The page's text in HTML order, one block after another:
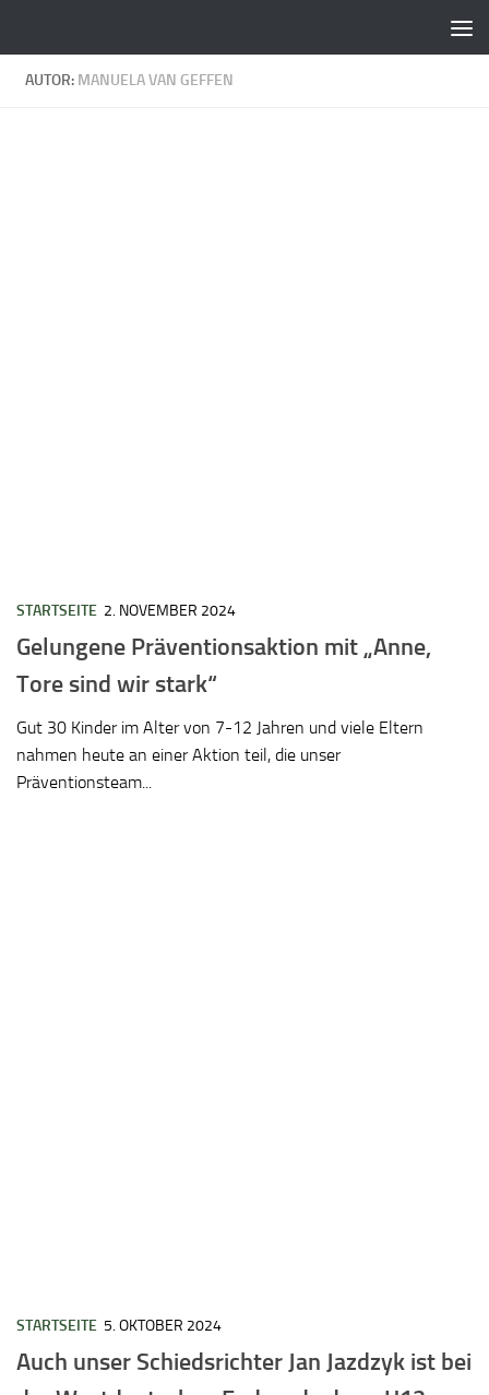
AUTOR: MANUELA VAN GEFFEN
STARTSEITE 2. NOVEMBER 2024
Gelungene Präventionsaktion mit „Anne,
Tore sind wir stark“
Gut 30 Kinder im Alter von 7-12 Jahren und viele Eltern
nahmen heute an einer Aktion teil, die unser
Präventionsteam...
STARTSEITE 5. OKTOBER 2024
Auch unser Schiedsrichter Jan Jazdzyk ist bei